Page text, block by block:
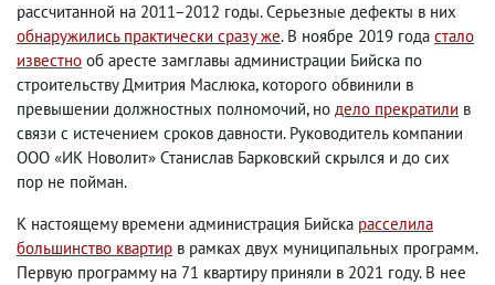
рассчитанной на 2011−2012 годы. Серьезные дефекты в них
обнаружились практически сразу же. В ноябре 2019 года стало
известно об аресте замглавы администрации Бийска по
строительству Дмитрия Маслюка, которого обвинили в
превышении должностных полномочий, но дело прекратили в
связи с истечением сроков давности. Руководитель компании
ООО «ИК Новолит» Станислав Барковский скрылся и до сих
пор не пойман.
К настоящему времени администрация Бийска расселила
большинство квартир в рамках двух муниципальных программ.
Первую программу на 71 квартиру приняли в 2021 году. В нее